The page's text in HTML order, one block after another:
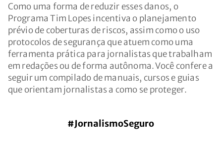
Como uma forma de reduzir esses danos, o
Programa Tim Lopes incentiva o planejamento
prévio de coberturas de riscos, assim como o uso
protocolos de segurança que atuem como uma
ferramenta prática para jornalistas que trabalham
em redações ou de forma autônoma. Você confere a
seguir um compilado de manuais, cursos e guias
que orientam jornalistas a como se proteger.
#JornalismoSeguro